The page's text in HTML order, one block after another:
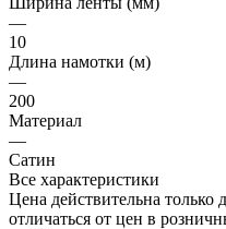
—
10
Длина намотки (м)
—
200
Материал
—
Сатин
Все характеристики
Цена действительна только
отличаться от цен в